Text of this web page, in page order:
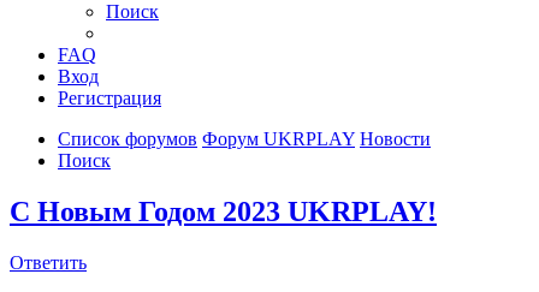
Поиск
FAQ
Вход
Регистрация
Список форумов Форум UKRPLAY Новости
Поиск
С Новым Годом 2023 UKRPLAY!
Ответить